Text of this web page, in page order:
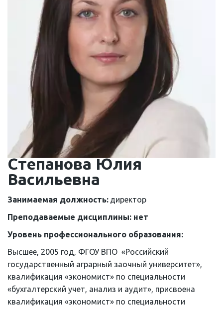
Степанова Юлия
Васильевна
Занимаемая должность: директор
Преподаваемые дисциплины: нет
Уровень профессионального образования:
Высшее, 2005 год, ФГОУ ВПО  «Российский
государственный аграрный заочный университет»,
квалификация «экономист» по специальности
«бухгалтерский учет, анализ и аудит», присвоена
квалификация «экономист» по специальности